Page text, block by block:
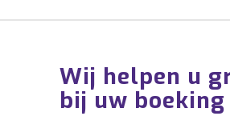
Wij helpen u
bij uw boeking